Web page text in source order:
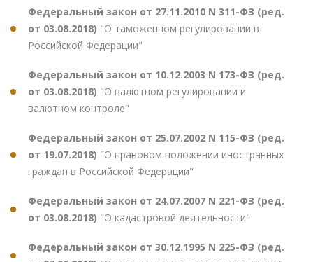
Федеральный закон от 27.11.2010 N 311-ФЗ (ред.
от 03.08.2018) "О таможенном регулировании в
Российской Федерации"
Федеральный закон от 10.12.2003 N 173-ФЗ (ред.
от 03.08.2018) "О валютном регулировании и
валютном контроле"
Федеральный закон от 25.07.2002 N 115-ФЗ (ред.
от 19.07.2018) "О правовом положении иностранных
граждан в Российской Федерации"
Федеральный закон от 24.07.2007 N 221-ФЗ (ред.
от 03.08.2018) "О кадастровой деятельности"
Федеральный закон от 30.12.1995 N 225-ФЗ (ред.